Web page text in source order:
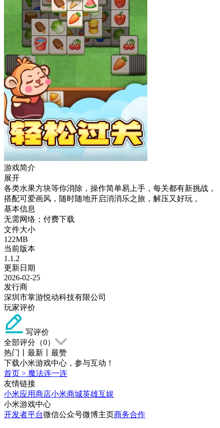
游戏简介
展开
各类水果方块等你消除，操作简单易上手，每关都有新挑战，
搭配可爱画风，随时随地开启消消乐之旅，解压又好玩 。
基本信息
无需网络；付费下载
文件大小
122MB
当前版本
1.1.2
更新日期
2026-02-25
发行商
深圳市掌游悦动科技有限公司
玩家评价
写评价
全部评分（0）
热门
最新
最赞
下载小米游戏中心，参与互动！
首页 > 魔法连一连
友情链接
小米应用商店小米商城英雄互娱
小米游戏中心
开发者平台微信公众号微博主页商务合作